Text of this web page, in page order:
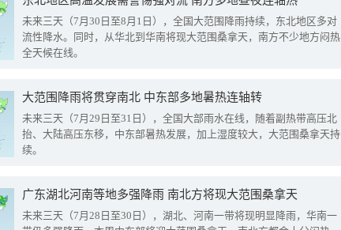
未来三天（7月30日至8月1日），全国大范围降雨持续，东北地区多对
流性降水。同时，从华北到华南将现大范围桑拿天，南方不少地方闷热
全天候在线。
大范围降雨将贯穿南北 中东部多地暑热连轴转
未来三天（7月29日至31日），全国大部雨水在线，随着副热带高压北
抬、大陆高压东移，中东部暑热发展，加上湿度较大，大范围桑拿天持
续。
广东湖北河南等地多强降雨 南北方将现大范围桑拿天
未来三天（7月28日至30日），湖北、河南一带将现明显降雨，华南一